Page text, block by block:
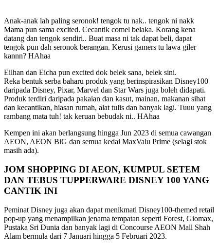
Anak-anak lah paling seronok! tengok tu nak.. tengok ni nakk
Mama pun sama excited. Cecantik comel belaka. Korang kena
datang dan tengok sendiri.. Buat masa ni tak dapat beli, dapat
tengok pun dah seronok berangan. Kerusi gamers tu lawa giler
kannn? HAhaa
Eilhan dan Eicha pun excited dok belek sana, belek sini.
Reka bentuk serba baharu produk yang berinspirasikan Disney100
daripada Disney, Pixar, Marvel dan Star Wars juga boleh didapati.
Produk terdiri daripada pakaian dan kasut, mainan, makanan sihat
dan kecantikan, hiasan rumah, alat tulis dan banyak lagi. Tuuu yang
rambang mata tuh! tak keruan bebudak ni.. HAhaa
Kempen ini akan berlangsung hingga Jun 2023 di semua cawangan
AEON, AEON BiG dan semua kedai MaxValu Prime (selagi stok
masih ada).
JOM SHOPPING DI AEON, KUMPUL SETEM
DAN TEBUS TUPPERWARE DISNEY 100 YANG
CANTIK INI
Peminat Disney juga akan dapat menikmati Disney100-themed retail
pop-up yang menampilkan jenama tempatan seperti Forest, Giomax,
Pustaka Sri Dunia dan banyak lagi di Concourse AEON Mall Shah
Alam bermula dari 7 Januari hingga 5 Februari 2023.